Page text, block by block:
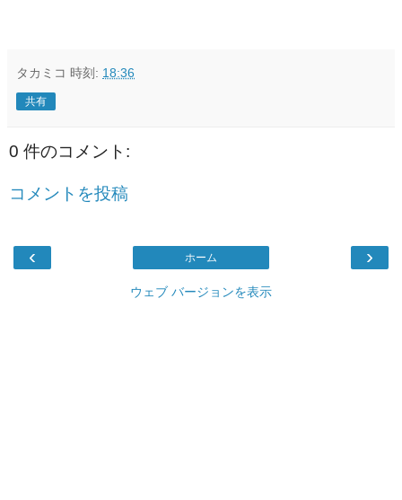
タカミコ 時刻: 18:36
共有
0 件のコメント:
コメントを投稿
‹ ›
ホーム
ウェブ バージョンを表示